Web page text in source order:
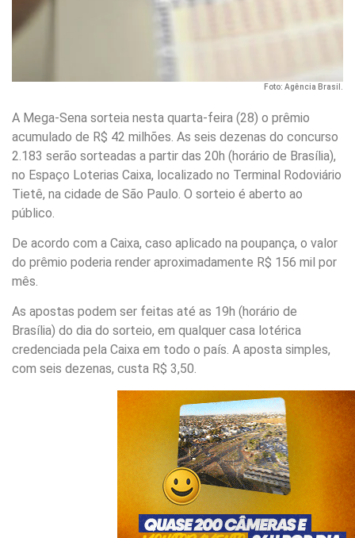
Foto: Agência Brasil.
A Mega-Sena sorteia nesta quarta-feira (28) o prêmio
acumulado de R$ 42 milhões. As seis dezenas do concurso
2.183 serão sorteadas a partir das 20h (horário de Brasília),
no Espaço Loterias Caixa, localizado no Terminal Rodoviário
Tietê, na cidade de São Paulo. O sorteio é aberto ao
público.
De acordo com a Caixa, caso aplicado na poupança, o valor
do prêmio poderia render aproximadamente R$ 156 mil por
mês.
As apostas podem ser feitas até as 19h (horário de
Brasília) do dia do sorteio, em qualquer casa lotérica
credenciada pela Caixa em todo o país. A aposta simples,
com seis dezenas, custa R$ 3,50.